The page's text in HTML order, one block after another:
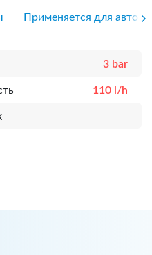
Применяется для авто
3 bar
110 l/h